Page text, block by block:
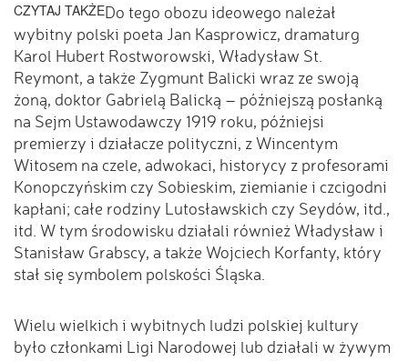
CZYTAJ TAKŻEDo tego obozu ideowego należał
wybitny polski poeta Jan Kasprowicz, dramaturg
Karol Hubert Rostworowski, Władysław St.
Reymont, a także Zygmunt Balicki wraz ze swoją
żoną, doktor Gabrielą Balicką – późniejszą posłanką
na Sejm Ustawodawczy 1919 roku, późniejsi
premierzy i działacze polityczni, z Wincentym
Witosem na czele, adwokaci, historycy z profesorami
Konopczyńskim czy Sobieskim, ziemianie i czcigodni
kapłani; całe rodziny Lutosławskich czy Seydów, itd.,
itd. W tym środowisku działali również Władysław i
Stanisław Grabscy, a także Wojciech Korfanty, który
stał się symbolem polskości Śląska.
Wielu wielkich i wybitnych ludzi polskiej kultury
było członkami Ligi Narodowej lub działali w żywym